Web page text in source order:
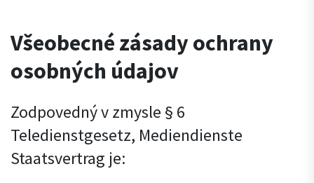
Všeobecné zásady ochrany
osobných údajov
Zodpovedný v zmysle § 6
Teledienstgesetz, Mediendienste
Staatsvertrag je: